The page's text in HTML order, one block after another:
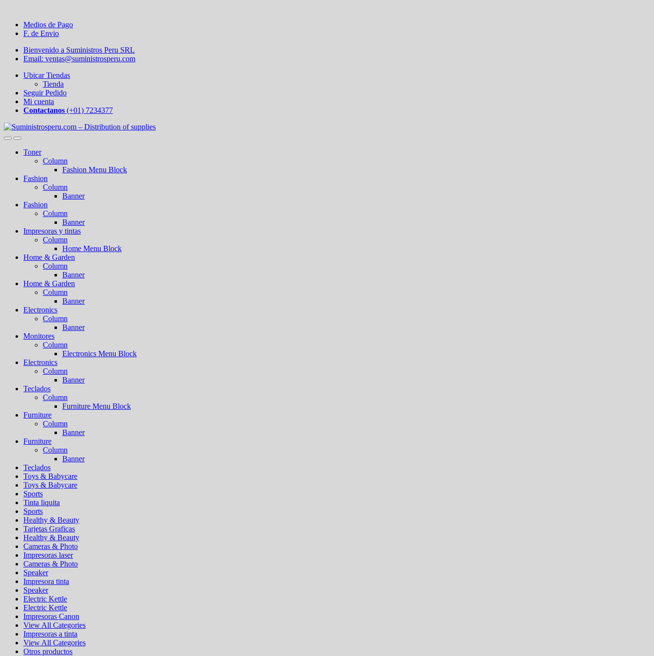
Medios de Pago
F. de Envio
Bienvenido a Suministros Peru SRL
Email: ventas@suministrosperu.com
Ubicar Tiendas
Tienda
Seguir Pedido
Mi cuenta
Contactanos (+01) 7234377
Toner
Column
Fashion Menu Block
Fashion
Column
Banner
Fashion
Column
Banner
Impresoras y tintas
Column
Home Menu Block
Home & Garden
Column
Banner
Home & Garden
Column
Banner
Electronics
Column
Banner
Monitores
Column
Electronics Menu Block
Electronics
Column
Banner
Teclados
Column
Furniture Menu Block
Furniture
Column
Banner
Furniture
Column
Banner
Teclados
Toys & Babycare
Toys & Babycare
Sports
Tinta liquita
Sports
Healthy & Beauty
Tarjetas Graficas
Healthy & Beauty
Cameras & Photo
Impresoras laser
Cameras & Photo
Speaker
Impresora tinta
Speaker
Electric Kettle
Electric Kettle
Impresoras Canon
View All Categories
Impresoras a tinta
View All Categories
Otros productos